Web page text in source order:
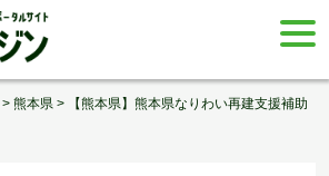
> 熊本県 >
【熊本県】熊本県なりわい再建支援補助